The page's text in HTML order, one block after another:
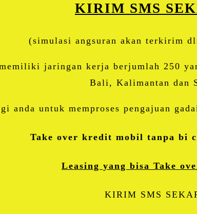
KIRIM SMS
(simulasi angsuran akan terkirim
jaringan kerja berjumlah 250
Bali, Kalimantan dan
anda untuk memproses pengajuan
Take over kredit mobil tanpa bi
Leasing yang bisa Take
KIRIM SMS